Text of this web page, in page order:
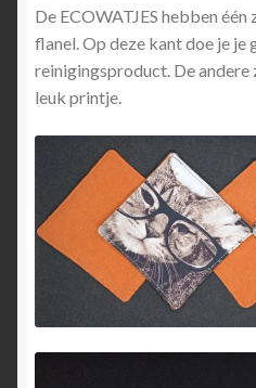
De ECOWATJES hebben
flanel. Op deze kant doe je je
reinigingsproduct. De andere
leuk printje.